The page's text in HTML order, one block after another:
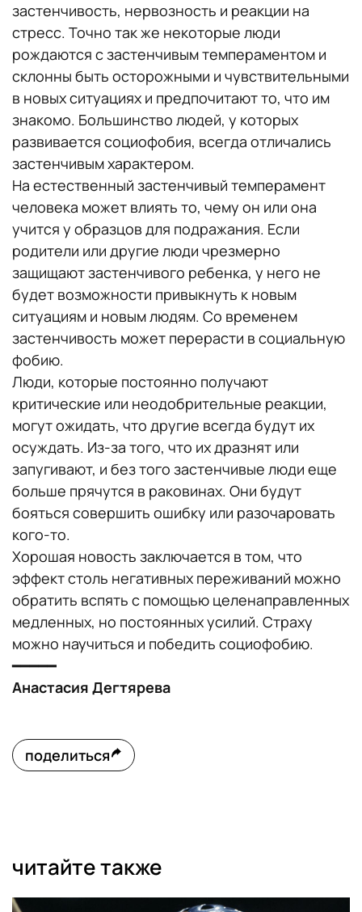
застенчивость, нервозность и реакции на
стресс. Точно так же некоторые люди
рождаются с застенчивым темпераментом и
склонны быть осторожными и чувствительными
в новых ситуациях и предпочитают то, что им
знакомо. Большинство людей, у которых
развивается социофобия, всегда отличались
застенчивым характером.
На естественный застенчивый темперамент
человека может влиять то, чему он или она
учится у образцов для подражания. Если
родители или другие люди чрезмерно
защищают застенчивого ребенка, у него не
будет возможности привыкнуть к новым
ситуациям и новым людям. Со временем
застенчивость может перерасти в социальную
фобию.
Люди, которые постоянно получают
критические или неодобрительные реакции,
могут ожидать, что другие всегда будут их
осуждать. Из-за того, что их дразнят или
запугивают, и без того застенчивые люди еще
больше прячутся в раковинах. Они будут
бояться совершить ошибку или разочаровать
кого-то.
Хорошая новость заключается в том, что
эффект столь негативных переживаний можно
обратить вспять с помощью целенаправленных
медленных, но постоянных усилий. Страху
можно научиться и победить социофобию.
━━━━━
Анастасия Дегтярева
поделиться
читайте также